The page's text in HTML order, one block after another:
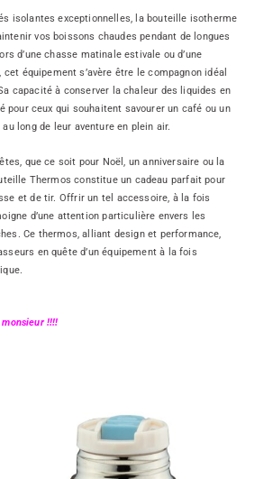
isolantes exceptionnelles, la bouteille isotherme
vos boissons chaudes pendant de longues
d’une chasse matinale estivale ou d’une
cet équipement s’avère être le compagnon idéal
capacité à conserver la chaleur des liquides en
pour ceux qui souhaitent savourer un café ou un
long de leur aventure en plein air.
que ce soit pour Noël, un anniversaire ou la
Thermos constitue un cadeau parfait pour
et de tir. Offrir un tel accessoire, à la fois
d’une attention particulière envers les
Ce thermos, alliant design et performance,
en quête d’un équipement à la fois
!!!!